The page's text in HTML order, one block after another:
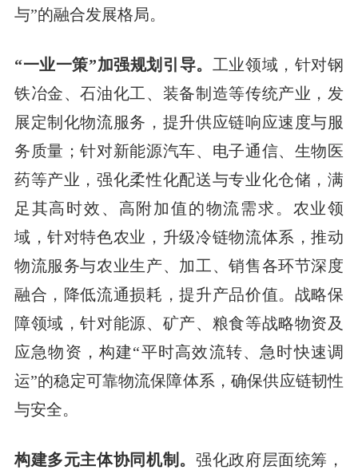
与”的融合发展格局。
“一业一策”加强规划引导。 工业领域，针对钢
铁冶金、石油化工、装备制造等传统产业，发
展定制化物流服务，提升供应链响应速度与服
务质量；针对新能源汽车、电子通信、生物医
药等产业，强化柔性化配送与专业化仓储，满
足其高时效、高附加值的物流需求。农业领
域，针对特色农业，升级冷链物流体系，推动
物流服务与农业生产、加工、销售各环节深度
融合，降低流通损耗，提升产品价值。战略保
障领域，针对能源、矿产、粮食等战略物资及
应急物资，构建“平时高效流转、急时快速调
运”的稳定可靠物流保障体系，确保供应链韧性
与安全。
构建多元主体协同机制。 强化政府层面统筹，